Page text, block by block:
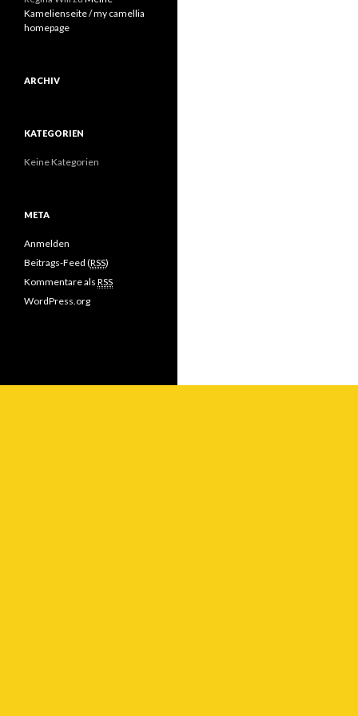
Kamelienseite / my camellia
homepage
ARCHIV
KATEGORIEN
Keine Kategorien
META
Anmelden
Beitrags-Feed (RSS)
Kommentare als RSS
WordPress.org